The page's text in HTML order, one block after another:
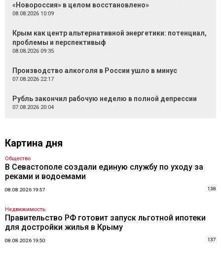
«Новороссия» в целом восстановлено»
08.08.2026 10:09
Крым как центр альтернативной энергетики: потенциал,
проблемы и перспективыф
08.08.2026 09:35
Производство алкоголя в России ушло в минус
07.08.2026 22:17
Рубль закончил рабочую неделю в полной депрессии
07.08.2026 20:04
Картина дня
Общество
В Севастополе создали единую службу по уходу за
реками и водоемами
08.08.2026 19:57 138
Недвижимость
Правительство РФ готовит запуск льготной ипотеки
для достройки жилья в Крыму
08.08.2026 19:50 137